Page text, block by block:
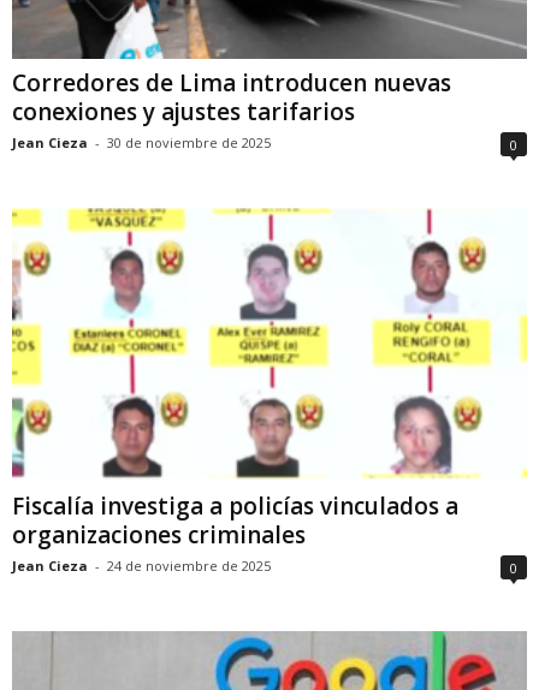
Corredores de Lima introducen nuevas
conexiones y ajustes tarifarios
Jean Cieza - 30 de noviembre de 2025 0
Fiscalía investiga a policías vinculados a
organizaciones criminales
Jean Cieza - 24 de noviembre de 2025 0